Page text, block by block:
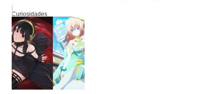
Curiosidades